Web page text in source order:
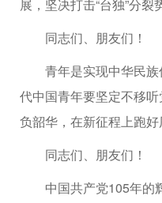
展，坚决打击“台独”分
同志们、朋友们！
青年是实现中华民
代中国青年要坚定不移
负韶华，在新征程上跑
同志们、朋友们！
中国共产党105年的